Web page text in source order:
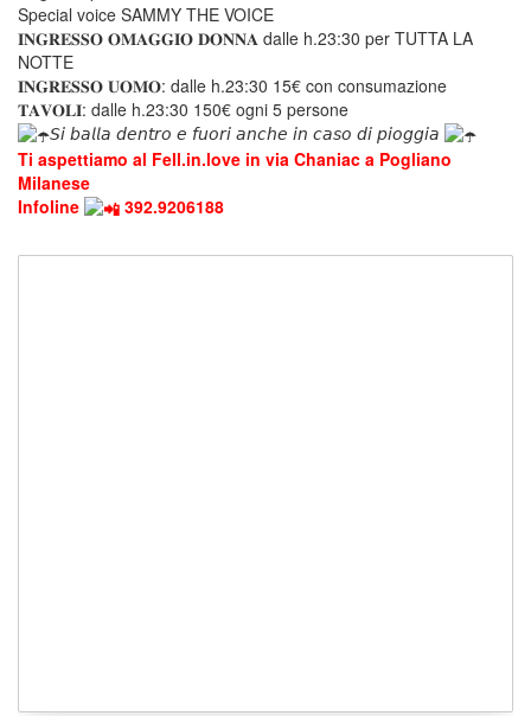
Special voice SAMMY THE VOICE
𝐈𝐍𝐆𝐑𝐄𝐒𝐒𝐎 𝐎𝐌𝐀𝐆𝐆𝐈𝐎 𝐃𝐎𝐍𝐍𝐀 dalle h.23:30 per TUTTA LA
NOTTE
𝐈𝐍𝐆𝐑𝐄𝐒𝐒𝐎 𝐔𝐎𝐌𝐎: dalle h.23:30 15€ con consumazione
𝐓𝐀𝐕𝐎𝐋𝐈: dalle h.23:30 150€ ogni 5 persone
𝘚𝘪 𝘣𝘢𝘭𝘭𝘢 𝘥𝘦𝘯𝘵𝘳𝘰 𝘦 𝘧𝘶𝘰𝘳𝘪 𝘢𝘯𝘤𝘩𝘦 𝘪𝘯 𝘤𝘢𝘴𝘰 𝘥𝘪 𝘱𝘪𝘰𝘨𝘨𝘪𝘢
Ti aspettiamo al Fell.in.love in via Chaniac a Pogliano
Milanese
Infoline
392.9206188